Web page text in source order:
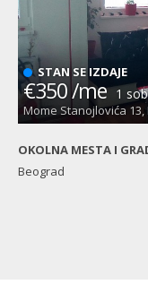
STAN SE IZDAJE
€350 /me 1
Mome Stanojlovića 13,
OKOLNA MESTA I
Beograd